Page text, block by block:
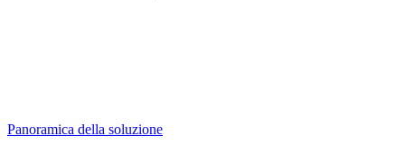
Panoramica della soluzione